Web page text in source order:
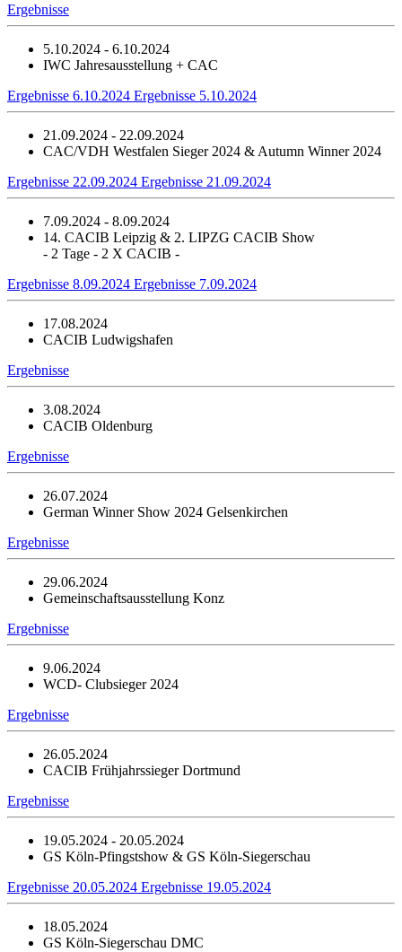
Ergebnisse
5.10.2024 - 6.10.2024
IWC Jahresausstellung + CAC
Ergebnisse 6.10.2024 Ergebnisse 5.10.2024
21.09.2024 - 22.09.2024
CAC/VDH Westfalen Sieger 2024 & Autumn Winner 2024
Ergebnisse 22.09.2024 Ergebnisse 21.09.2024
7.09.2024 - 8.09.2024
14. CACIB Leipzig & 2. LIPZG CACIB Show
- 2 Tage - 2 X CACIB -
Ergebnisse 8.09.2024 Ergebnisse 7.09.2024
17.08.2024
CACIB Ludwigshafen
Ergebnisse
3.08.2024
CACIB Oldenburg
Ergebnisse
26.07.2024
German Winner Show 2024 Gelsenkirchen
Ergebnisse
29.06.2024
Gemeinschaftsausstellung Konz
Ergebnisse
9.06.2024
WCD- Clubsieger 2024
Ergebnisse
26.05.2024
CACIB Frühjahrssieger Dortmund
Ergebnisse
19.05.2024 - 20.05.2024
GS Köln-Pfingstshow & GS Köln-Siegerschau
Ergebnisse 20.05.2024 Ergebnisse 19.05.2024
18.05.2024
GS Köln-Siegerschau DMC